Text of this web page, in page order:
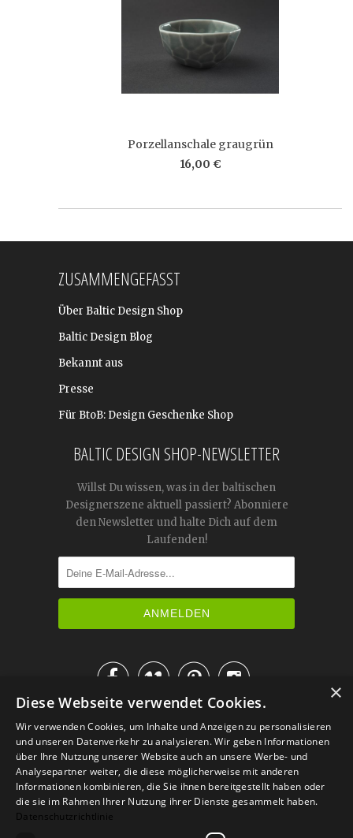
Porzellanschale graugrün
16,00 €
ZUSAMMENGEFASST
Über Baltic Design Shop
Baltic Design Blog
Bekannt aus
Presse
Für BtoB: Design Geschenke Shop
BALTIC DESIGN SHOP-NEWSLETTER
Willst Du wissen, was in der baltischen
Designerszene aktuell passiert? Abonniere
den Newsletter und halte Dich auf dem
Laufenden!

IM KATALOG BLÄTTERN
×
Diese Webseite verwendet Cookies.
Wir verwenden Cookies, um Inhalte und Anzeigen zu personalisieren
und unseren Datenverkehr zu analysieren. Wir geben Informationen
über Ihre Nutzung unserer Website auch an unsere Werbe- und
Analysepartner weiter, die diese möglicherweise mit anderen
Informationen kombinieren, die Sie ihnen bereitgestellt haben oder
die sie im Rahmen Ihrer Nutzung ihrer Dienste gesammelt haben.
Datenschutzrichtlinie